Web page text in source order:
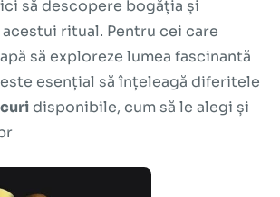
să descopere bogăția și
ritual. Pentru cei care
să exploreze lumea fascinantă
esențial să înțeleagă diferitele
disponibile, cum să le alegi și